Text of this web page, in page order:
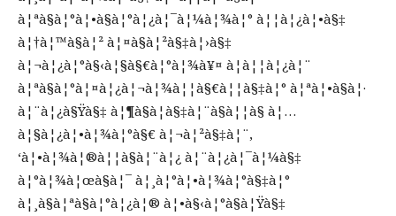
à¦ªà§à¦°à¦•à§à¦°à¦¿à¦¯à¦¼à¦¾à¦° à¦¦à¦¿à¦•à§‡
à¦†à¦™à§à¦² à¦¤à§à¦²à§‡à¦›à§‡
à¦¬à¦¿à¦°à§‹à¦§à§€à¦°à¦¾à¥¤ à¦à¦¦à¦¿à¦¨
à¦ªà§à¦°à¦¤à¦¿à¦¬à¦¾à¦¦à§€à¦¦à§‡à¦° à¦ªà¦•à§à¦·
à¦¨à¦¿à§Ÿà§‡ à¦¶à§à¦­à§‡à¦¨à§à¦¦à§ à¦…
à¦§à¦¿à¦•à¦¾à¦°à§€ à¦¬à¦²à§‡à¦¨,
‘à¦•à¦¾à¦®à¦¦à§à¦¨à¦¿ à¦¨à¦¿à¦¯à¦¼à§‡
à¦°à¦¾à¦œà§à¦¯ à¦¸à¦°à¦•à¦¾à¦°à§‡à¦°
à¦¸à§à¦ªà§à¦°à¦¿à¦® à¦•à§‹à¦°à§à¦Ÿà§‡